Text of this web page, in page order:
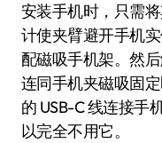
安装手机时，只需
计使夹臂避开手机
配磁吸手机架。然
连同手机夹磁吸固
的 USB-C 线连接手
以完全不用它。